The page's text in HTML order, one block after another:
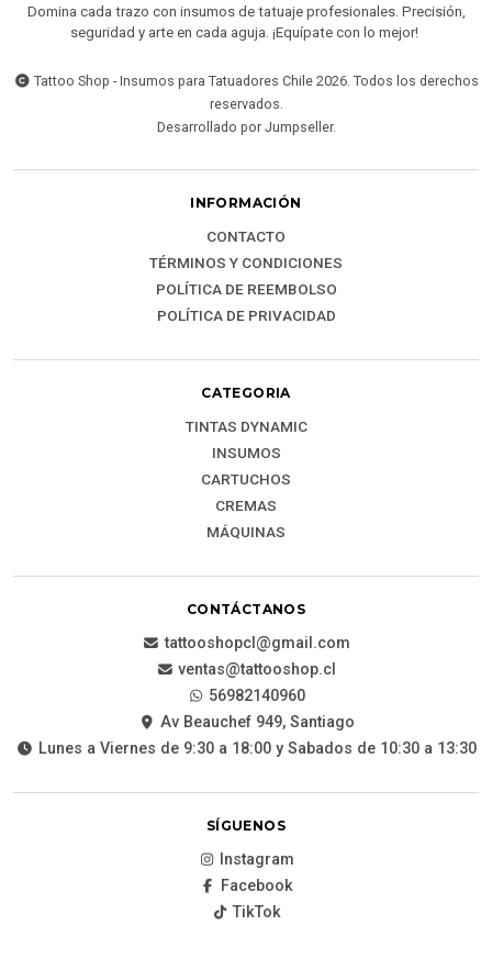
Domina cada trazo con insumos de tatuaje profesionales. Precisión,
seguridad y arte en cada aguja. ¡Equípate con lo mejor!
Tattoo Shop - Insumos para Tatuadores Chile 2026. Todos los derechos
reservados.
Desarrollado por Jumpseller.
INFORMACIÓN
CONTACTO
TÉRMINOS Y CONDICIONES
POLÍTICA DE REEMBOLSO
POLÍTICA DE PRIVACIDAD
CATEGORIA
TINTAS DYNAMIC
INSUMOS
CARTUCHOS
CREMAS
MÁQUINAS
CONTÁCTANOS
tattooshopcl@gmail.com
ventas@tattooshop.cl
56982140960
Av Beauchef 949, Santiago
Lunes a Viernes de 9:30 a 18:00 y Sabados de 10:30 a 13:30
SÍGUENOS
Instagram
Facebook
TikTok